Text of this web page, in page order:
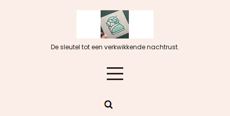
De sleutel tot een verkwikkende nachtrust.